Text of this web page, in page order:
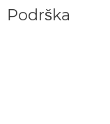
Podrška